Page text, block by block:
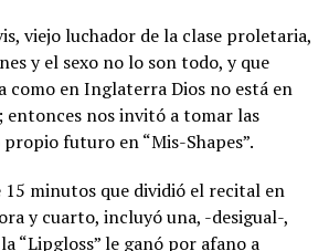
viejo luchador de la clase proletaria,
y el sexo no lo son todo, y que
en Inglaterra Dios no está en
entonces nos invitó a tomar las
futuro en “Mis-Shapes”.
15 minutos que dividió el recital en
y cuarto, incluyó una, -desigual-,
“Lipgloss” le ganó por afano a